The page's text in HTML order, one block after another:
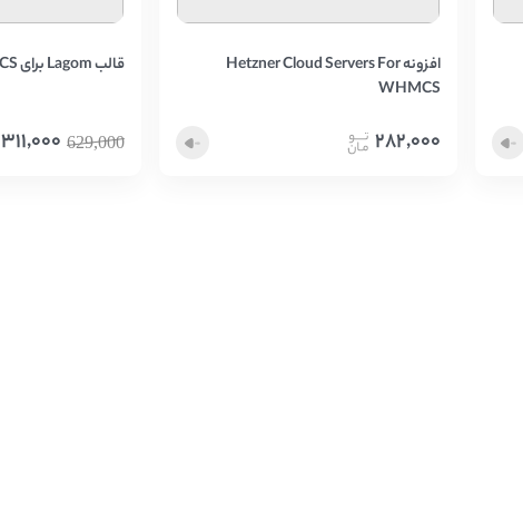
افزونه Hetzner Cloud Servers For
WHMCS
282,000
قالب Lagom برای WHMCS
311,000 629,000